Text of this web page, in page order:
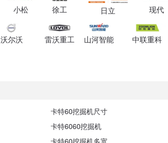
小松 徐工 日立 现代
沃尔沃 雷沃重工 山河智能 中联重科
卡特60挖掘机尺寸
卡特6060挖掘机
卡特60挖掘机多宽